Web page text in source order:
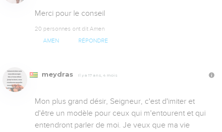
Merci pour le conseil
20 personnes ont dit Amen
AMEN RÉPONDRE
meydras Il y a 17 ans, 4 mois
Mon plus grand désir, Seigneur, c'est d'imiter et
d'être un modèle pour ceux qui m'entourent et qui
entendront parler de moi. Je veux que ma vie